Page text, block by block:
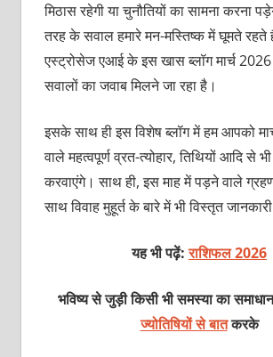
मिठास रहेगी या चुनौतियों का सामना करना
तरह के सवाल हमारे मन-मस्तिष्क में घूमते
एस्ट्रोसेज एआई के इस खास ब्लॉग मार्च
सवालों का जवाब मिलने जा रहा है।
इसके साथ ही इस विशेष ब्लॉग में हम आपको
वाले महत्वपूर्ण व्रत-त्योहार, तिथियों आदि से
करवाएंगे। साथ ही, इस माह में पड़ने वाले
साथ विवाह मुहूर्त के बारे में भी विस्तृत
यह भी पढ़ें:राशिफल 2026
भविष्य से जुड़ी किसी भी समस्या का
ज्योतिषियों से बातकरके